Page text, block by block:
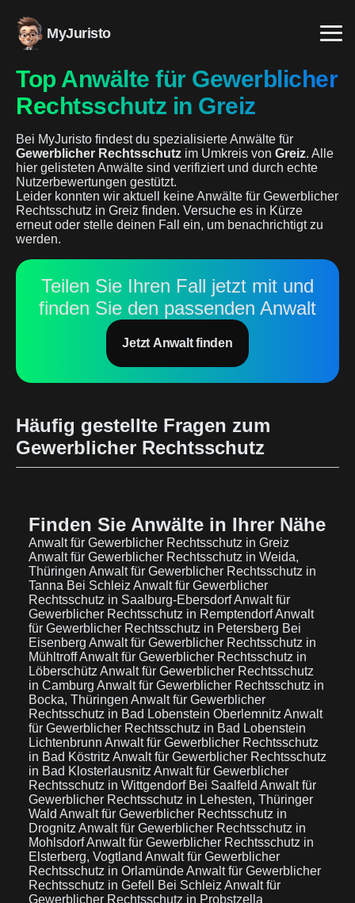
MyJuristo
Top Anwälte für Gewerblicher
Rechtsschutz in Greiz
Bei MyJuristo findest du spezialisierte Anwälte für
Gewerblicher Rechtsschutz im Umkreis von Greiz. Alle
hier gelisteten Anwälte sind verifiziert und durch echte
Nutzerbewertungen gestützt.
Leider konnten wir aktuell keine Anwälte für Gewerblicher
Rechtsschutz in Greiz finden. Versuche es in Kürze
erneut oder stelle deinen Fall ein, um benachrichtigt zu
werden.
Teilen Sie Ihren Fall jetzt mit und
finden Sie den passenden Anwalt
Jetzt Anwalt finden
Häufig gestellte Fragen zum
Gewerblicher Rechtsschutz
Finden Sie Anwälte in Ihrer Nähe
Anwalt für Gewerblicher Rechtsschutz in Greiz
Anwalt für Gewerblicher Rechtsschutz in Weida,
Thüringen Anwalt für Gewerblicher Rechtsschutz in
Tanna Bei Schleiz Anwalt für Gewerblicher
Rechtsschutz in Saalburg-EbersdorfAnwalt für
Gewerblicher Rechtsschutz in RemptendorfAnwalt
für Gewerblicher Rechtsschutz in Petersberg Bei
Eisenberg Anwalt für Gewerblicher Rechtsschutz in
MühltroffAnwalt für Gewerblicher Rechtsschutz in
Löberschütz Anwalt für Gewerblicher Rechtsschutz
in Camburg Anwalt für Gewerblicher Rechtsschutz in
Bocka, Thüringen Anwalt für Gewerblicher
Rechtsschutz in Bad Lobenstein Oberlemnitz Anwalt
für Gewerblicher Rechtsschutz in Bad Lobenstein
Lichtenbrunn Anwalt für Gewerblicher Rechtsschutz
in Bad Köstritz Anwalt für Gewerblicher Rechtsschutz
in Bad Klosterlausnitz Anwalt für Gewerblicher
Rechtsschutz in Wittgendorf Bei Saalfeld Anwalt für
Gewerblicher Rechtsschutz in Lehesten, Thüringer
Wald Anwalt für Gewerblicher Rechtsschutz in
Drognitz Anwalt für Gewerblicher Rechtsschutz in
MohlsdorfAnwalt für Gewerblicher Rechtsschutz in
Elsterberg, Vogtland Anwalt für Gewerblicher
Rechtsschutz in OrlamündeAnwalt für Gewerblicher
Rechtsschutz in Gefell Bei Schleiz Anwalt für
Gewerblicher Rechtsschutz in Probstzella